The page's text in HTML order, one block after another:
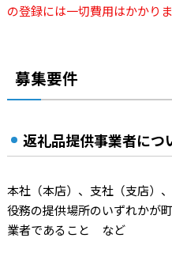
の登録には一切費用はかかり
募集要件
返礼品提供事業者につ
本社（本店）、支社（支店）
役務の提供場所のいずれかが
業者であること など